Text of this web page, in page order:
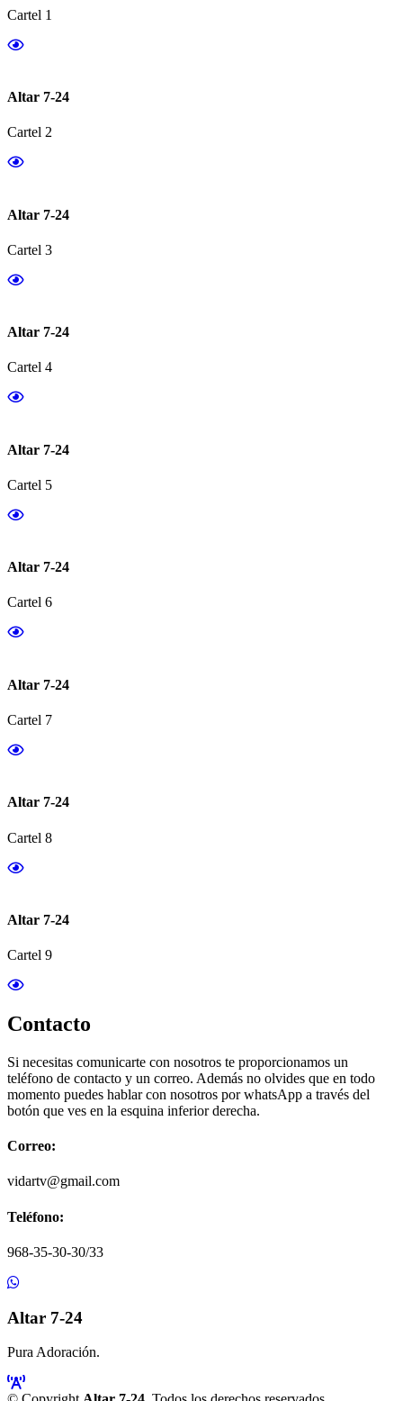
Cartel 1
Altar 7-24
Cartel 2
Altar 7-24
Cartel 3
Altar 7-24
Cartel 4
Altar 7-24
Cartel 5
Altar 7-24
Cartel 6
Altar 7-24
Cartel 7
Altar 7-24
Cartel 8
Altar 7-24
Cartel 9
Contacto
Si necesitas comunicarte con nosotros te proporcionamos un
teléfono de contacto y un correo. Además no olvides que en todo
momento puedes hablar con nosotros por whatsApp a través del
botón que ves en la esquina inferior derecha.
Correo:
vidartv@gmail.com
Teléfono:
968-35-30-30/33
Altar 7-24
Pura Adoración.